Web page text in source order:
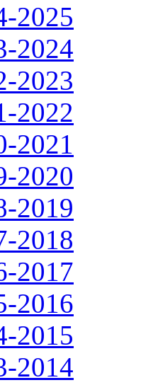
2025
2024
2023
2022
2021
2020
2019
2018
2017
2016
2015
2014